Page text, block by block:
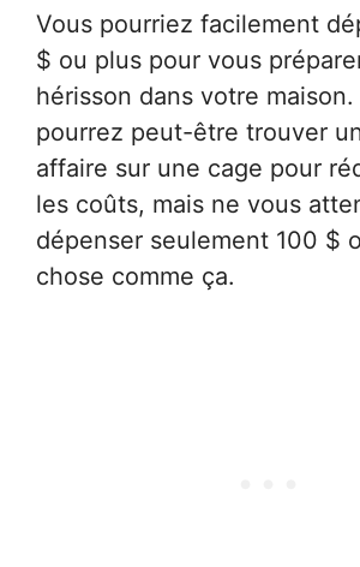
Vous pourriez facilement
$ ou plus pour vous
hérisson dans votre maison.
pourrez peut-être trouver
affaire sur une cage pour
les coûts, mais ne vous
dépenser seulement 100 $
chose comme ça.